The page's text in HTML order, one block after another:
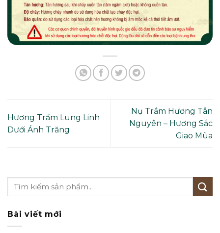
Hương Trầm Lung Linh
Dưới Ánh Trăng
Nụ Trầm Hương Tân
Nguyên – Hương Sắc
Giao Mùa
Bài viết mới